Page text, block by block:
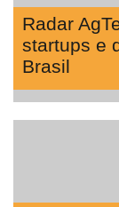
Radar
startups e
Brasil